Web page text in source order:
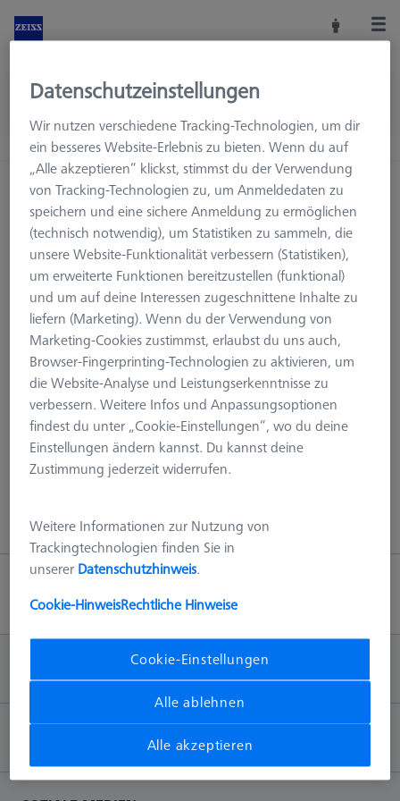
Startseite Maschinenzubehör
KMG Zubehör
Einmessen und Prüfen
ROTOS
ROTOS
Rauheitsnormale sind essenzielle Werkzeuge in der
Messtechnik, die eine präzise Bewertung der
Oberflächenrauheit ermöglichen. Sie bieten standardisierte
Referenzoberflächen, die den Vergleich von Messergebnissen
erleichtern und die Qualitätssicherung unterstützen.
Datenschutzeinstellungen
Wir nutzen verschiedene Tracking-Technologien, um dir
ein besseres Website-Erlebnis zu bieten. Wenn du auf
„Alle akzeptieren“ klickst, stimmst du der Verwendung
von Tracking-Technologien zu, um Anmeldedaten zu
speichern und eine sichere Anmeldung zu ermöglichen
(technisch notwendig), um Statistiken zu sammeln, die
unsere Website-Funktionalität verbessern (Statistiken),
um erweiterte Funktionen bereitzustellen (funktional)
und um auf deine Interessen zugeschnittene Inhalte zu
liefern (Marketing). Wenn du der Verwendung von
Marketing-Cookies zustimmst, erlaubst du uns auch,
Browser-Fingerprinting-Technologien zu aktivieren, um
die Website-Analyse und Leistungserkenntnisse zu
verbessern. Weitere Infos und Anpassungsoptionen
findest du unter „Cookie-Einstellungen“, wo du deine
Einstellungen ändern kannst. Du kannst deine
Zustimmung jederzeit widerrufen.
Weitere Informationen zur Nutzung von
Trackingtechnologien finden Sie in
unserer Datenschutzhinweis.
Cookie-HinweisRechtliche Hinweise
Cookie-Einstellungen
Alle ablehnen
Alle akzeptieren